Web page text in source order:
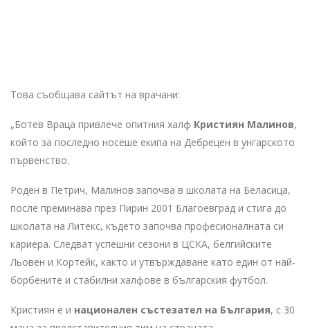
Това съобщава сайтът на врачани:
„Ботев Враца привлече опитния халф Кристиян Малинов,
който за последно носеше екипа на Дебрецен в унгарското
първенство.
Роден в Петрич, Малинов започва в школата на Беласица,
после преминава през Пирин 2001 Благоевград и стига до
школата на Литекс, където започва професионалната си
кариера. Следват успешни сезони в ЦСКА, белгийските
Льовен и Кортейк, както и утвърждаване като един от най-
борбените и стабилни халфове в българския футбол.
Кристиян е и национален състезател на България, с 30